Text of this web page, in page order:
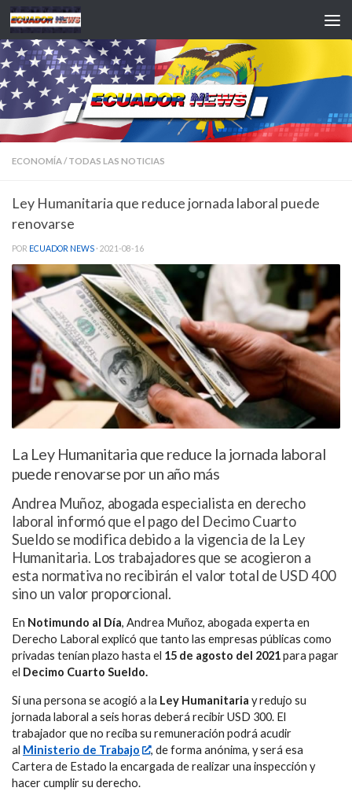
Saltar al contenido
ECONOMÍA/ TODAS LAS NOTICIAS
Ley Humanitaria que reduce jornada laboral puede
renovarse
POR ECUADOR NEWS · 2021-08-16
La Ley Humanitaria que reduce la jornada laboral
puede renovarse por un año más
Andrea Muñoz, abogada especialista en derecho
laboral informó que el pago del Decimo Cuarto
Sueldo se modifica debido a la vigencia de la Ley
Humanitaria. Los trabajadores que se acogieron a
esta normativa no recibirán el valor total de USD 400
sino un valor proporcional.
En Notimundo al Día, Andrea Muñoz, abogada experta en
Derecho Laboral explicó que tanto las empresas públicas como
privadas tenían plazo hasta el 15 de agosto del 2021para pagar
el Decimo Cuarto Sueldo.
Si una persona se acogió a la Ley Humanitaria y redujo su
jornada laboral a seis horas deberá recibir USD 300. El
trabajador que no reciba su remuneración podrá acudir
al Ministerio de Trabajo
, de forma anónima, y será esa
Cartera de Estado la encargada de realizar una inspección y
hacer cumplir su derecho.